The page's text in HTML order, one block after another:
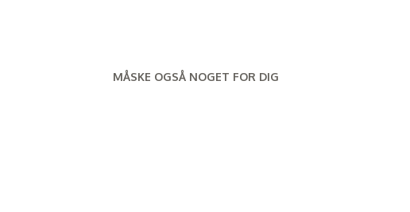
MÅSKE OGSÅ NOGET FOR DIG